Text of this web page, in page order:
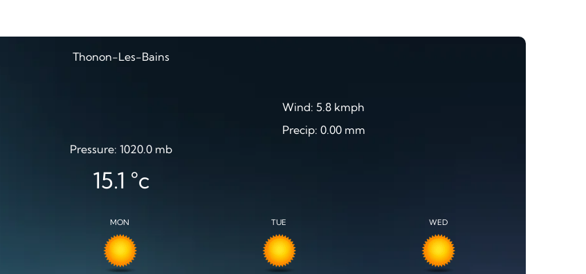
Thonon-Les-Bains
Wind: 5.8 kmph
Precip: 0.00 mm
Pressure: 1020.0 mb
15.1 °c
MON TUE WED